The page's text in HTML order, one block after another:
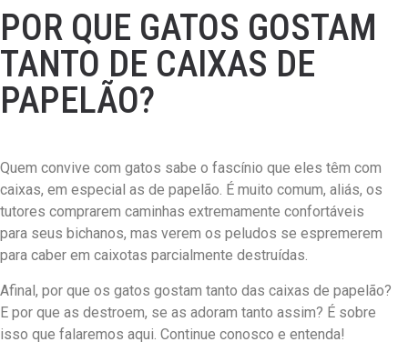
POR QUE GATOS GOSTAM
TANTO DE CAIXAS DE
PAPELÃO?
Quem convive com gatos sabe o fascínio que eles têm com
caixas, em especial as de papelão. É muito comum, aliás, os
tutores comprarem caminhas extremamente confortáveis
para seus bichanos, mas verem os peludos se espremerem
para caber em caixotas parcialmente destruídas.
Afinal, por que os gatos gostam tanto das caixas de papelão?
E por que as destroem, se as adoram tanto assim? É sobre
isso que falaremos aqui. Continue conosco e entenda!